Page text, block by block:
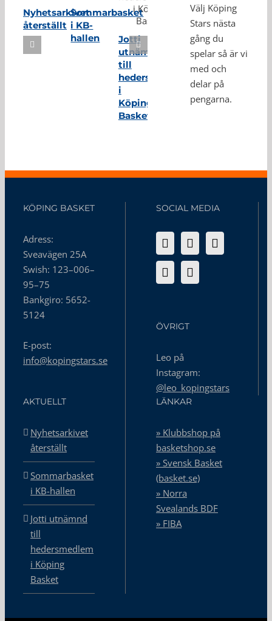
Nyhetsarkivet
återställt
Sommarbasket
i KB-
hallen
Jotti
utnämnd
till
hedersmedlem
i
Köping
Basket
Välj Köping
Stars nästa
gång du
spelar så är vi
med och
delar på
pengarna.
KÖPING BASKET
Adress:
Sveavägen 25A
Swish: 123–006–
95–75
Bankgiro: 5652-
5124
E-post:
info@kopingstars.se
SOCIAL MEDIA
ÖVRIGT
Leo på
Instagram:
@leo_kopingstars
AKTUELLT
Nyhetsarkivet
återställt
Sommarbasket
i KB-hallen
Jotti utnämnd
till
hedersmedlem
i Köping
Basket
LÄNKAR
» Klubbshop på
basketshop.se
» Svensk Basket
(basket.se)
» Norra
Svealands BDF
» FIBA